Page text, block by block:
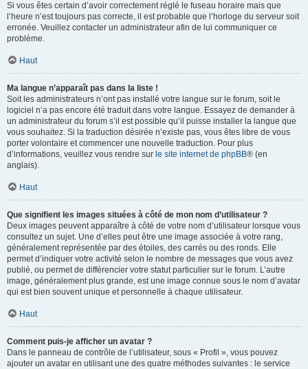
Si vous êtes certain d’avoir correctement réglé le fuseau horaire mais que
l’heure n’est toujours pas correcte, il est probable que l’horloge du serveur soit
erronée. Veuillez contacter un administrateur afin de lui communiquer ce
problème.
Haut
Ma langue n’apparaît pas dans la liste !
Soit les administrateurs n’ont pas installé votre langue sur le forum, soit le
logiciel n’a pas encore été traduit dans votre langue. Essayez de demander à
un administrateur du forum s’il est possible qu’il puisse installer la langue que
vous souhaitez. Si la traduction désirée n’existe pas, vous êtes libre de vous
porter volontaire et commencer une nouvelle traduction. Pour plus
d’informations, veuillez vous rendre sur le site internet de phpBB® (en
anglais).
Haut
Que signifient les images situées à côté de mon nom d’utilisateur ?
Deux images peuvent apparaître à côté de votre nom d’utilisateur lorsque vous
consultez un sujet. Une d’elles peut être une image associée à votre rang,
généralement représentée par des étoiles, des carrés ou des ronds. Elle
permet d’indiquer votre activité selon le nombre de messages que vous avez
publié, ou permet de différencier votre statut particulier sur le forum. L’autre
image, généralement plus grande, est une image connue sous le nom d’avatar
qui est bien souvent unique et personnelle à chaque utilisateur.
Haut
Comment puis-je afficher un avatar ?
Dans le panneau de contrôle de l’utilisateur, sous « Profil », vous pouvez
ajouter un avatar en utilisant une des quatre méthodes suivantes : le service